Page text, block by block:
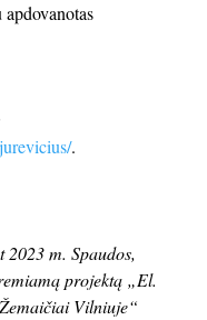
.
m. Spaudos,
projektą „El.
Vilniuje“